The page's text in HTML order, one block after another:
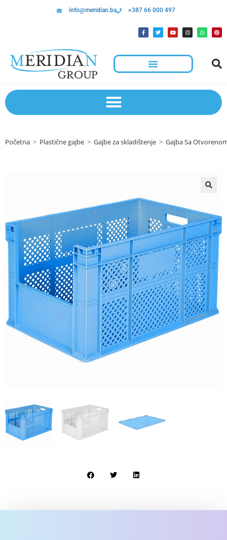
info@meridian.ba +387 66 000 497
Početna > Plastične gajbe > Gajbe za skladištenje > Gajba Sa